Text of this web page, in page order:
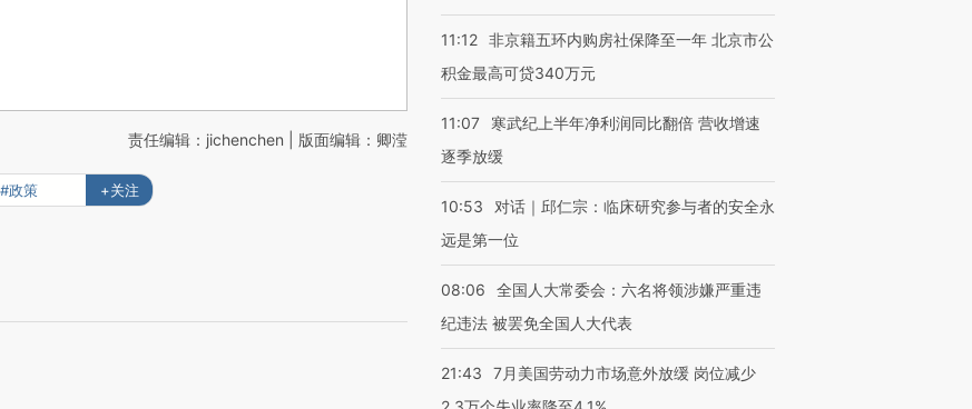
责任编辑：jichenchen | 版面编辑：卿滢
#政策 +关注
11:12 非京籍五环内购房社保降至一年 北京市公
积金最高可贷340万元
11:07
寒武纪上半年净利润同比翻倍 营收增速
逐季放缓
10:53
对话｜邱仁宗：临床研究参与者的安全永
远是第一位
08:06
全国人大常委会：六名将领涉嫌严重违
纪违法 被罢免全国人大代表
21:43
7月美国劳动力市场意外放缓 岗位减少